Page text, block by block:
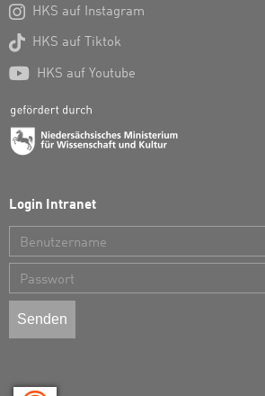
 HKS auf Instagram
 HKS auf Tiktok
 HKS auf Youtube
Login Intranet
Benutzername
Passwort